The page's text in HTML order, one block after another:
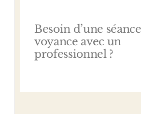
Besoin d’une
voyance avec un
professionnel ?